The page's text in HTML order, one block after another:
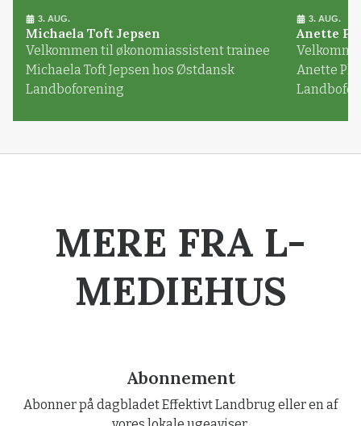
3. AUG.
Michaela Toft Jepsen
Velkommen til økonomiassistent trainee
Michaela Toft Jepsen hos Østdansk
Landboforening
3. AUG.
Anette
Anette
MERE FRA L-
MEDIEHUS
Abonnement
Abonner på dagbladet Effektivt Landbrug eller en af